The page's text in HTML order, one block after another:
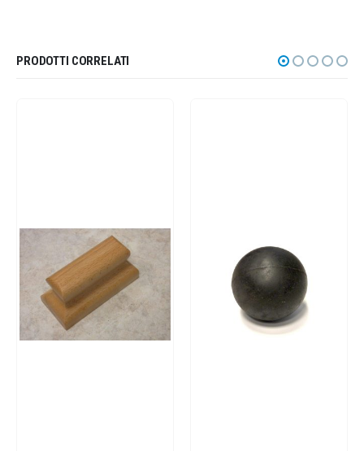
PRODOTTI CORRELATI